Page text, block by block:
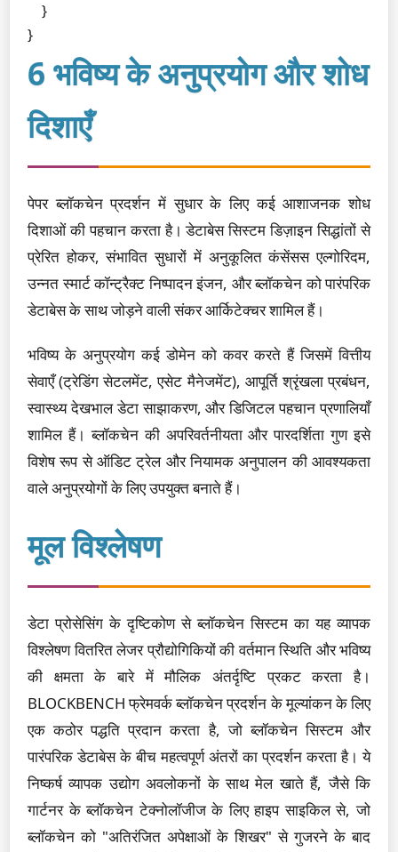
    }
}
6 भविष्य के अनुप्रयोग और शोध
दिशाएँ
पेपर ब्लॉकचेन प्रदर्शन में सुधार के लिए कई आशाजनक शोध
दिशाओं की पहचान करता है। डेटाबेस सिस्टम डिज़ाइन सिद्धांतों से
प्रेरित होकर, संभावित सुधारों में अनुकूलित कंसेंसस एल्गोरिदम,
उन्नत स्मार्ट कॉन्ट्रैक्ट निष्पादन इंजन, और ब्लॉकचेन को पारंपरिक
डेटाबेस के साथ जोड़ने वाली संकर आर्किटेक्चर शामिल हैं।
भविष्य के अनुप्रयोग कई डोमेन को कवर करते हैं जिसमें वित्तीय
सेवाएँ (ट्रेडिंग सेटलमेंट, एसेट मैनेजमेंट), आपूर्ति श्रृंखला प्रबंधन,
स्वास्थ्य देखभाल डेटा साझाकरण, और डिजिटल पहचान प्रणालियाँ
शामिल हैं। ब्लॉकचेन की अपरिवर्तनीयता और पारदर्शिता गुण इसे
विशेष रूप से ऑडिट ट्रेल और नियामक अनुपालन की आवश्यकता
वाले अनुप्रयोगों के लिए उपयुक्त बनाते हैं।
मूल विश्लेषण
डेटा प्रोसेसिंग के दृष्टिकोण से ब्लॉकचेन सिस्टम का यह व्यापक
विश्लेषण वितरित लेजर प्रौद्योगिकियों की वर्तमान स्थिति और भविष्य
की क्षमता के बारे में मौलिक अंतर्दृष्टि प्रकट करता है।
BLOCKBENCH फ्रेमवर्क ब्लॉकचेन प्रदर्शन के मूल्यांकन के लिए
एक कठोर पद्धति प्रदान करता है, जो ब्लॉकचेन सिस्टम और
पारंपरिक डेटाबेस के बीच महत्वपूर्ण अंतरों का प्रदर्शन करता है। ये
निष्कर्ष व्यापक उद्योग अवलोकनों के साथ मेल खाते हैं, जैसे कि
गार्टनर के ब्लॉकचेन टेक्नोलॉजीज के लिए हाइप साइकिल से, जो
ब्लॉकचेन को "अतिरंजित अपेक्षाओं के शिखर" से गुजरने के बाद